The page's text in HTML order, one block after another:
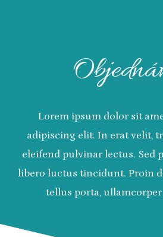
Lorem ipsum dolor sit
adipiscing elit. In erat velit,
eleifend pulvinar lectus. Sed
libero luctus tincidunt. Proin
tellus porta,